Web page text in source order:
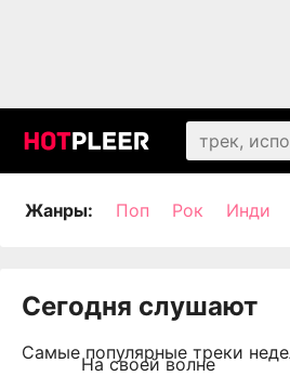
Жанры: Поп Рок Инди
Сегодня слушают
Самые популярные треки
На своей волне